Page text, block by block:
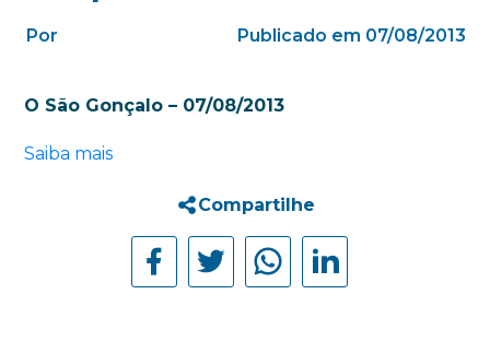
Por Publicado em 07/08/2013
O São Gonçalo – 07/08/2013
Saiba mais
Compartilhe